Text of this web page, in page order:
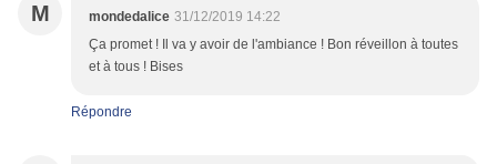
M mondedalice 31/12/2019 14:22
Ça promet ! Il va y avoir de l'ambiance ! Bon réveillon à toutes
et à tous ! Bises
Répondre